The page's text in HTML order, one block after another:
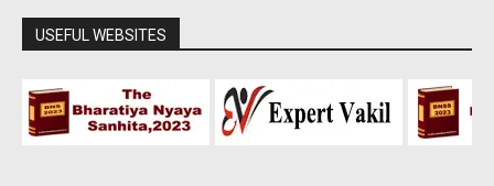
USEFUL WEBSITES